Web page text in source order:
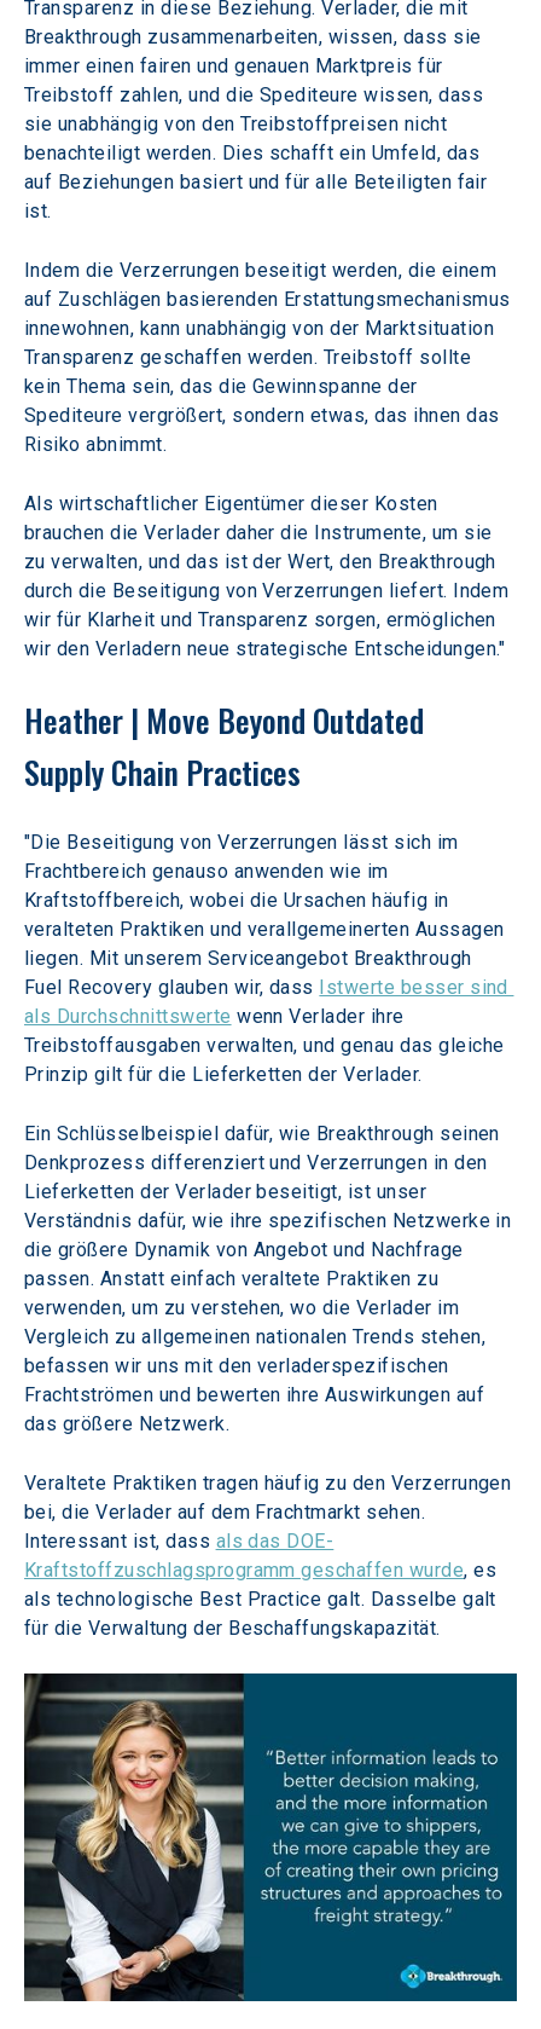
Transparenz in diese Beziehung. Verlader, die mit
Breakthrough zusammenarbeiten, wissen, dass sie
immer einen fairen und genauen Marktpreis für
Treibstoff zahlen, und die Spediteure wissen, dass
sie unabhängig von den Treibstoffpreisen nicht
benachteiligt werden. Dies schafft ein Umfeld, das
auf Beziehungen basiert und für alle Beteiligten fair
ist.
Indem die Verzerrungen beseitigt werden, die einem
auf Zuschlägen basierenden Erstattungsmechanismus
innewohnen, kann unabhängig von der Marktsituation
Transparenz geschaffen werden. Treibstoff sollte
kein Thema sein, das die Gewinnspanne der
Spediteure vergrößert, sondern etwas, das ihnen das
Risiko abnimmt.
Als wirtschaftlicher Eigentümer dieser Kosten
brauchen die Verlader daher die Instrumente, um sie
zu verwalten, und das ist der Wert, den Breakthrough
durch die Beseitigung von Verzerrungen liefert. Indem
wir für Klarheit und Transparenz sorgen, ermöglichen
wir den Verladern neue strategische Entscheidungen."
Heather | Move Beyond Outdated
Supply Chain Practices
"Die Beseitigung von Verzerrungen lässt sich im
Frachtbereich genauso anwenden wie im
Kraftstoffbereich, wobei die Ursachen häufig in
veralteten Praktiken und verallgemeinerten Aussagen
liegen. Mit unserem Serviceangebot Breakthrough
Fuel Recovery glauben wir, dass Istwerte besser sind
als Durchschnittswerte wenn Verlader ihre
Treibstoffausgaben verwalten, und genau das gleiche
Prinzip gilt für die Lieferketten der Verlader.
Ein Schlüsselbeispiel dafür, wie Breakthrough seinen
Denkprozess differenziert und Verzerrungen in den
Lieferketten der Verlader beseitigt, ist unser
Verständnis dafür, wie ihre spezifischen Netzwerke in
die größere Dynamik von Angebot und Nachfrage
passen. Anstatt einfach veraltete Praktiken zu
verwenden, um zu verstehen, wo die Verlader im
Vergleich zu allgemeinen nationalen Trends stehen,
befassen wir uns mit den verladerspezifischen
Frachtströmen und bewerten ihre Auswirkungen auf
das größere Netzwerk.
Veraltete Praktiken tragen häufig zu den Verzerrungen
bei, die Verlader auf dem Frachtmarkt sehen.
Interessant ist, dass als das DOE-
Kraftstoffzuschlagsprogramm geschaffen wurde, es
als technologische Best Practice galt. Dasselbe galt
für die Verwaltung der Beschaffungskapazität.